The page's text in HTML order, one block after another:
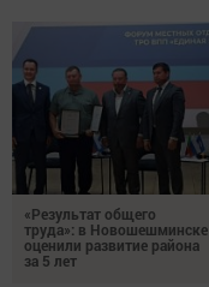
«Результат общего
труда»: в Новошешминске
оценили развитие района
за 5 лет